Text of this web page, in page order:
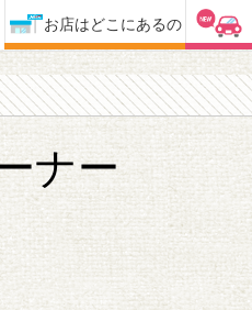
お店はどこにあるの
ナー